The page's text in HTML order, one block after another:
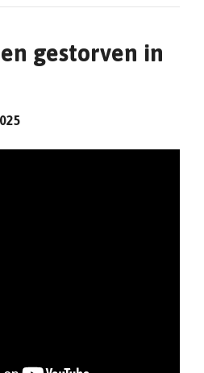
gestorven in